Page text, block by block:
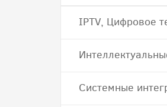
IPTV, Цифровое
Системные